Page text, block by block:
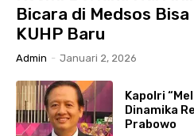
Bicara di Medsos
KUHP Baru
Admin - Januari 2, 2026
Kapolri
Dinamika
Prabowo